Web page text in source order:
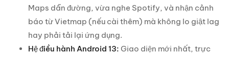
Maps dẫn đường, vừa nghe Spotify, và nhận cảnh
báo từ Vietmap (nếu cài thêm) mà không lo giật lag
hay phải tải lại ứng dụng.
Hệ điều hành Android 13: Giao diện mới nhất, trực